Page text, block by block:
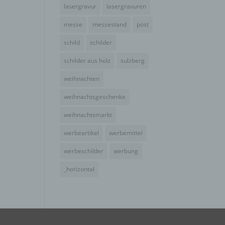
lasergravur lasergravuren
messe messestand post
schild schilder
schilder aus holz sulzberg
weihnachten
weihnachtsgeschenke
weihnachtsmarkt
werbeartikel werbemittel
werbeschilder werbung
_horizontal